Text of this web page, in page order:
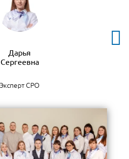
Дарья
Сергеевна
Эксперт СРО